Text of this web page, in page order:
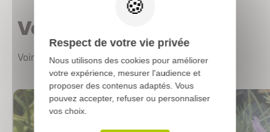
Vous aimerez aussi
Voir les autres produits
Respect de votre vie privée
Nous utilisons des cookies pour améliorer
votre expérience, mesurer l'audience et
proposer des contenus adaptés. Vous
pouvez accepter, refuser ou personnaliser
vos choix.